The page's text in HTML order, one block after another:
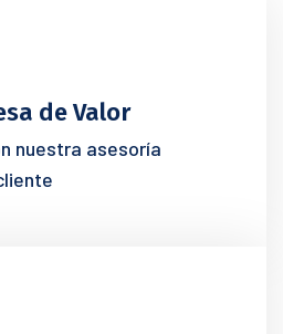
de Valor
nuestra asesoría